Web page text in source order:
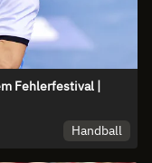
Fehlerfestival |
Handball